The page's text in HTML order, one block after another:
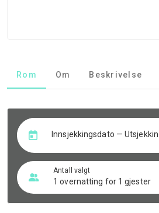
Rom Om Beskrivelse
Innsjekkingsdato —
Antall valgt
1 overnatting for 1 gjester